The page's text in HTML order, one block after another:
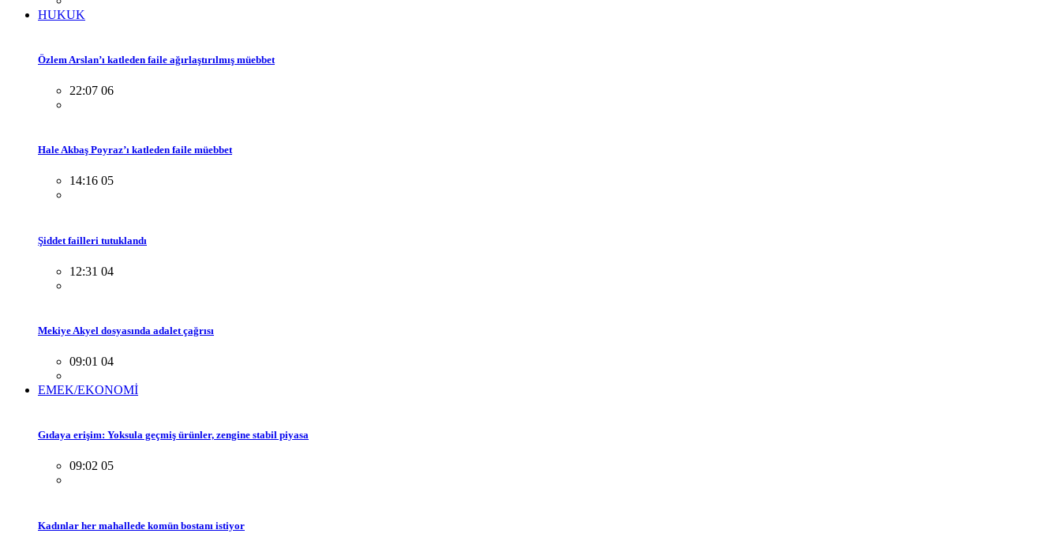
HUKUK
Özlem Arslan’ı katleden faile ağırlaştırılmış müebbet
22:07 06
Hale Akbaş Poyraz’ı katleden faile müebbet
14:16 05
Şiddet failleri tutuklandı
12:31 04
Mekiye Akyel dosyasında adalet çağrısı
09:01 04
EMEK/EKONOMİ
Gıdaya erişim: Yoksula geçmiş ürünler, zengine stabil piyasa
09:02 05
Kadınlar her mahallede komün bostanı istiyor